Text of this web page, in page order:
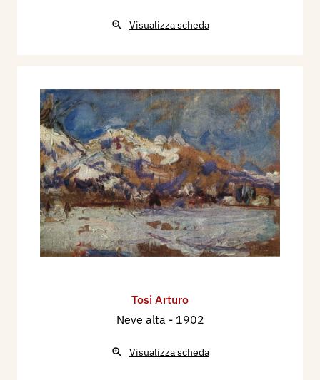
Visualizza scheda
Tosi Arturo
Neve alta - 1902
Visualizza scheda